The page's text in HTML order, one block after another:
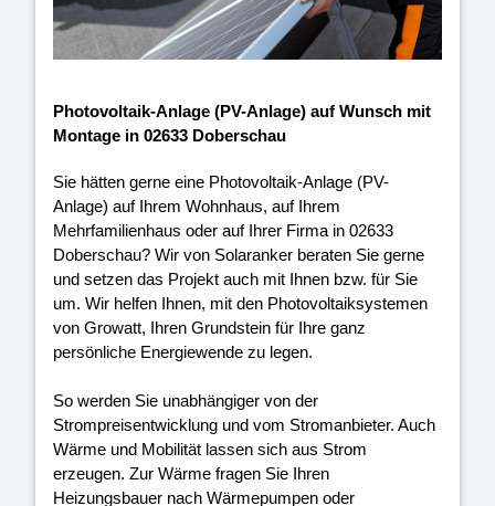
Photovoltaik-Anlage (PV-Anlage) auf Wunsch mit
Montage in 02633 Doberschau
Sie hätten gerne eine Photovoltaik-Anlage (PV-
Anlage) auf Ihrem Wohnhaus, auf Ihrem
Mehrfamilienhaus oder auf Ihrer Firma in 02633
Doberschau? Wir von Solaranker beraten Sie gerne
und setzen das Projekt auch mit Ihnen bzw. für Sie
um. Wir helfen Ihnen, mit den Photovoltaiksystemen
von Growatt, Ihren Grundstein für Ihre ganz
persönliche Energiewende zu legen.
So werden Sie unabhängiger von der
Strompreisentwicklung und vom Stromanbieter. Auch
Wärme und Mobilität lassen sich aus Strom
erzeugen. Zur Wärme fragen Sie Ihren
Heizungsbauer nach Wärmepumpen oder